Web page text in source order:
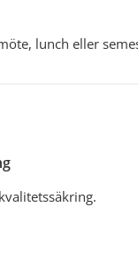
lunch eller